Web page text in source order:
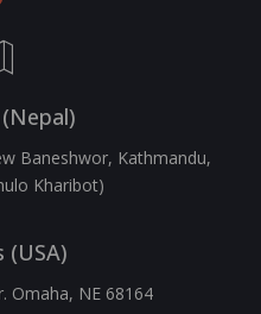
Baneshwor, Kathmandu,
Kharibot)
(USA)
Omaha, NE 68164